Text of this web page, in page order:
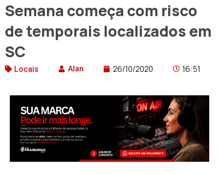
Semana começa com risco
de temporais localizados em
SC
Locais Alan 26/10/2020 16:51